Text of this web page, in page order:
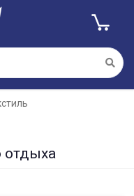
отдыха